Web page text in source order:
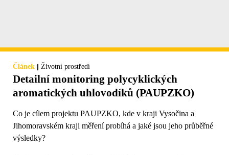
Článek | Životní prostředí
Detailní monitoring polycyklických
aromatických uhlovodíků (PAUPZKO)
Co je cílem projektu PAUPZKO, kde v kraji Vysočina a
Jihomoravském kraji měření probíhá a jaké jsou jeho průběřné
výsledky?